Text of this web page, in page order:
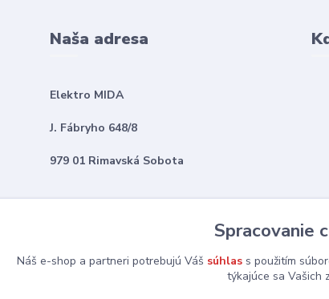
Naša adresa
Elektro MIDA
J. Fábryho 648/8
979 01 Rimavská Sobota
Spracovanie
Náš e-shop a partneri potrebujú Váš súhlas s použitím
týkajúce sa Vašich